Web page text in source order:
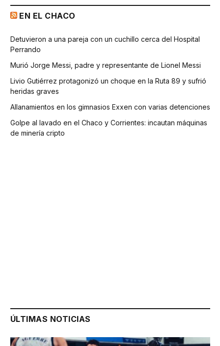
EN EL CHACO
Detuvieron a una pareja con un cuchillo cerca del Hospital
Perrando
Murió Jorge Messi, padre y representante de Lionel Messi
Livio Gutiérrez protagonizó un choque en la Ruta 89 y sufrió
heridas graves
Allanamientos en los gimnasios Exxen con varias detenciones
Golpe al lavado en el Chaco y Corrientes: incautan máquinas
de minería cripto
ÚLTIMAS NOTICIAS